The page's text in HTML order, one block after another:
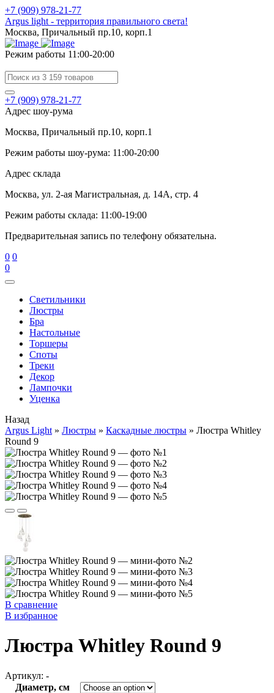
+7 (909) 978-21-77
Argus light - территория правильного света!
Москва, Причальный пр.10, корп.1
Режим работы 11:00-20:00
+7 (909) 978-21-77
Адрес шоу-рума
Москва, Причальный пр.10, корп.1
Режим работы шоу-рума: 11:00-20:00
Адрес склада
Москва, ул. 2-ая Магистральная, д. 14А, стр. 4
Режим работы склада: 11:00-19:00
Предварительная запись по телефону обязательна.
0 0
0
Cветильники
Люстры
Бра
Настольные
Торшеры
Споты
Треки
Декор
Лампочки
Уценка
Назад
Argus Light » Люстры » Каскадные люстры » Люстра Whitley
Round 9
В сравнение
В избранное
Люстра Whitley Round 9
Артикул: -
Диаметр, см